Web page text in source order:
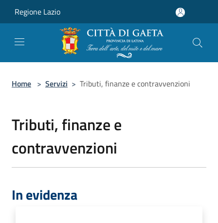
Regione Lazio
Home > Servizi > Tributi, finanze e contravvenzioni
Tributi, finanze e
contravvenzioni
In evidenza